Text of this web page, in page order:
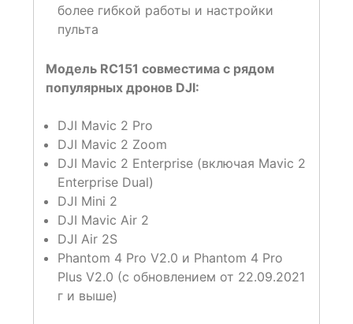
более гибкой работы и настройки
пульта
Модель RC151 совместима с рядом
популярных дронов DJI:
DJI Mavic 2 Pro
DJI Mavic 2 Zoom
DJI Mavic 2 Enterprise (включая Mavic 2
Enterprise Dual)
DJI Mini 2
DJI Mavic Air 2
DJI Air 2S
Phantom 4 Pro V2.0 и Phantom 4 Pro
Plus V2.0 (с обновлением от 22.09.2021
г и выше)